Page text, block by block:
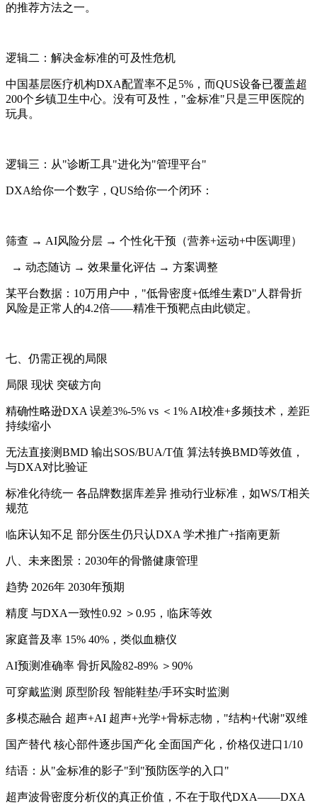
的推荐方法之一。
逻辑二：解决金标准的可及性危机
中国基层医疗机构DXA配置率不足5%，而QUS设备已覆盖超
200个乡镇卫生中心。没有可及性，"金标准"只是三甲医院的
玩具。
逻辑三：从"诊断工具"进化为"管理平台"
DXA给你一个数字，QUS给你一个闭环：
筛查 → AI风险分层 → 个性化干预（营养+运动+中医调理）
→ 动态随访 → 效果量化评估 → 方案调整
某平台数据：10万用户中，"低骨密度+低维生素D"人群骨折
风险是正常人的4.2倍——精准干预靶点由此锁定。
七、仍需正视的局限
局限 现状 突破方向
精确性略逊DXA 误差3%-5% vs ＜1% AI校准+多频技术，差距
持续缩小
无法直接测BMD 输出SOS/BUA/T值 算法转换BMD等效值，
与DXA对比验证
标准化待统一 各品牌数据库差异 推动行业标准，如WS/T相关
规范
临床认知不足 部分医生仍只认DXA 学术推广+指南更新
八、未来图景：2030年的骨骼健康管理
趋势 2026年 2030年预期
精度 与DXA一致性0.92 ＞0.95，临床等效
家庭普及率 15% 40%，类似血糖仪
AI预测准确率 骨折风险82-89% ＞90%
可穿戴监测 原型阶段 智能鞋垫/手环实时监测
多模态融合 超声+AI 超声+光学+骨标志物，"结构+代谢"双维
国产替代 核心部件逐步国产化 全面国产化，价格仅进口1/10
结语：从"金标准的影子"到"预防医学的入口"
超声波骨密度分析仪的真正价值，不在于取代DXA——DXA